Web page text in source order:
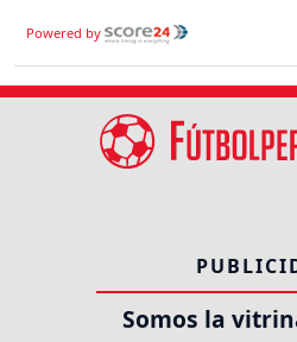
Powered by
Somos la